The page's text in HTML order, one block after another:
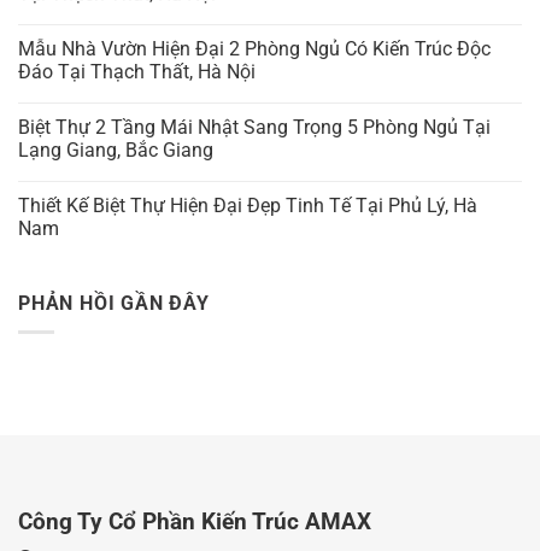
Mẫu Nhà Vườn Hiện Đại 2 Phòng Ngủ Có Kiến Trúc Độc
Đáo Tại Thạch Thất, Hà Nội
Biệt Thự 2 Tầng Mái Nhật Sang Trọng 5 Phòng Ngủ Tại
Lạng Giang, Bắc Giang
Thiết Kế Biệt Thự Hiện Đại Đẹp Tinh Tế Tại Phủ Lý, Hà
Nam
PHẢN HỒI GẦN ĐÂY
Công Ty Cổ Phần Kiến Trúc AMAX